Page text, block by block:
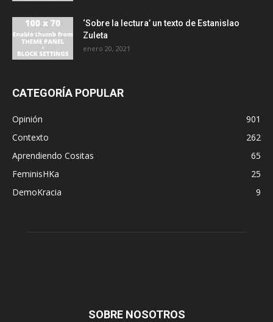
‘Sobre la lectura’ un texto de Estanislao
Zuleta
enero 20, 2021
CATEGORÍA POPULAR
Opinión
901
Contexto
262
Aprendiendo Cositas
65
FeminisHKa
25
DemoKracia
9
SOBRE NOSOTROS